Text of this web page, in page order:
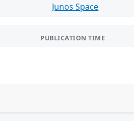
Junos Space
PUBLICATION TIME